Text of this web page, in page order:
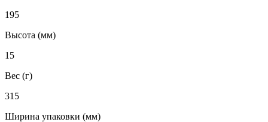
195
Высота (мм)
15
Вес (г)
315
Ширина упаковки (мм)